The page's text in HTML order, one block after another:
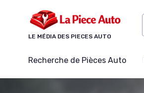
LE MÉDIA DES PIECES AUTO
Recherche de Pièces Auto